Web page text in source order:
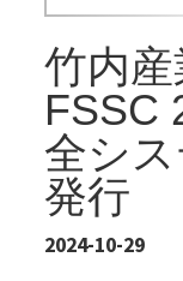
竹内
FSSC
全シ
発行
2024-10-29